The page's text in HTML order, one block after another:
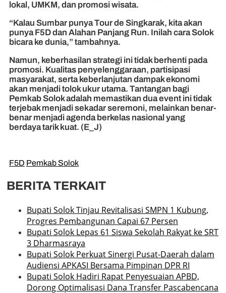
lokal, UMKM, dan promosi wisata.
“Kalau Sumbar punya Tour de Singkarak, kita akan
punya F5D dan Alahan Panjang Run. Inilah cara Solok
bicara ke dunia,” tambahnya.
Namun, keberhasilan strategi ini tidak berhenti pada
promosi. Kualitas penyelenggaraan, partisipasi
masyarakat, serta keberlanjutan dampak ekonomi
akan menjadi tolok ukur utama. Tantangan bagi
Pemkab Solok adalah memastikan dua event ini tidak
terjebak menjadi sekadar seremoni, melainkan benar-
benar menjadi agenda berkelas nasional yang
berdaya tarik kuat. (E_J)
F5D Pemkab Solok
BERITA TERKAIT
Bupati Solok Tinjau Revitalisasi SMPN 1 Kubung,
Progres Pembangunan Capai 67 Persen
Bupati Solok Lepas 61 Siswa Sekolah Rakyat ke SRT
3 Dharmasraya
Bupati Solok Perkuat Sinergi Pusat-Daerah dalam
Audiensi APKASI Bersama Pimpinan DPR RI
Bupati Solok Hadiri Rapat Penyesuaian APBD,
Dorong Optimalisasi Dana Transfer Pascabencana